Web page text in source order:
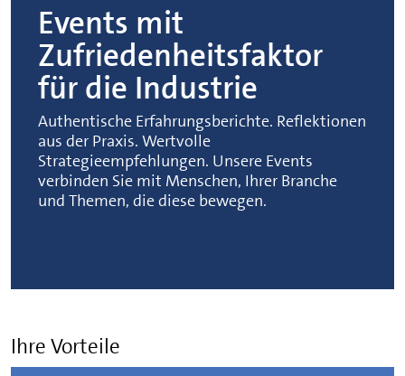
Events mit
Zufriedenheitsfaktor
für die Industrie
Authentische Erfahrungsberichte. Reflektionen
aus der Praxis. Wertvolle
Strategieempfehlungen. Unsere Events
verbinden Sie mit Menschen, Ihrer Branche
und Themen, die diese bewegen.
Ihre Vorteile